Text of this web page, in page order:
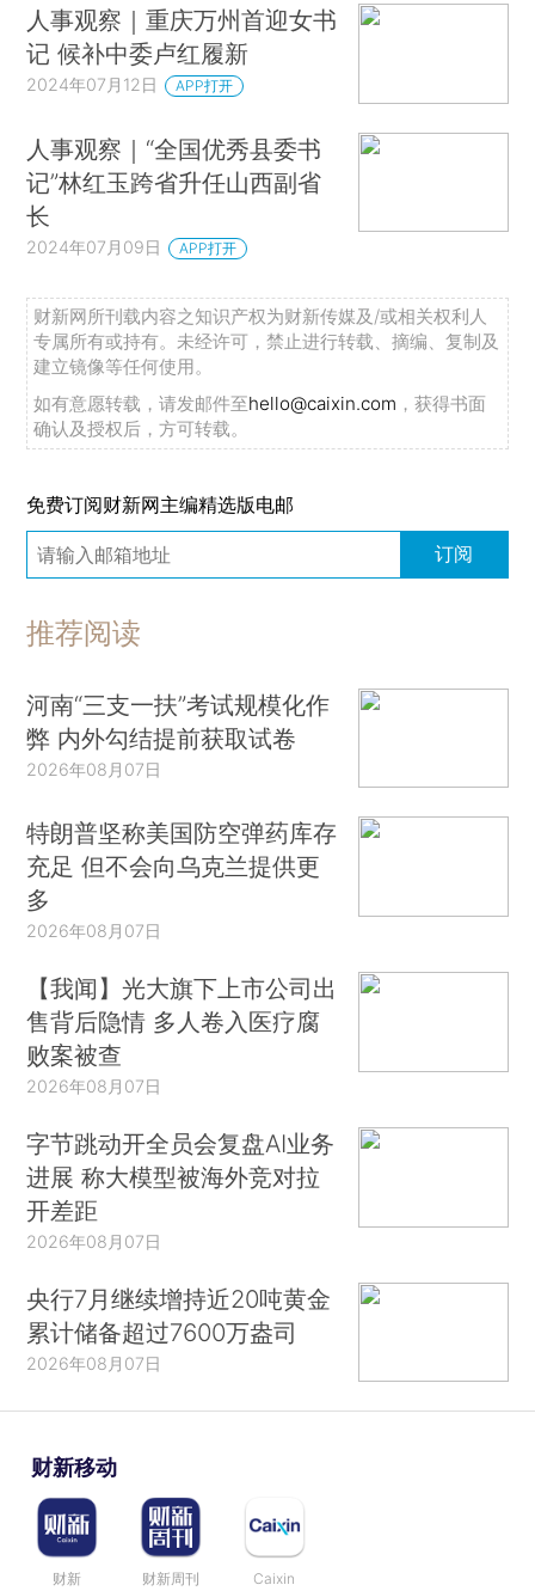
人事观察｜重庆万州首迎女书
记 候补中委卢红履新
2024年07月12日 APP打开
人事观察｜“全国优秀县委书
记”林红玉跨省升任山西副省
长
2024年07月09日 APP打开
财新网所刊载内容之知识产权为财新传媒及/或相关权利人
专属所有或持有。未经许可，禁止进行转载、摘编、复制及
建立镜像等任何使用。
如有意愿转载，请发邮件至hello@caixin.com ，获得书面
确认及授权后，方可转载。
免费订阅财新网主编精选版电邮
订阅
推荐阅读
河南“三支一扶”考试规模化作
弊 内外勾结提前获取试卷
2026年08月07日
特朗普坚称美国防空弹药库存
充足 但不会向乌克兰提供更
多
2026年08月07日
【我闻】光大旗下上市公司出
售背后隐情 多人卷入医疗腐
败案被查
2026年08月07日
字节跳动开全员会复盘AI业务
进展 称大模型被海外竞对拉
开差距
2026年08月07日
央行7月继续增持近20吨黄金
累计储备超过7600万盎司
2026年08月07日
财新移动
财新 财新周刊 Caixin